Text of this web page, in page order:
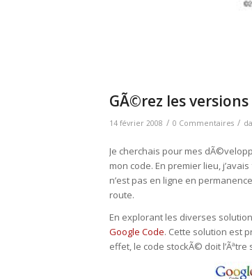
GÃ©rez les
14 février 2008 / 0 Commentaires /
Je cherchais pour mes
mon code. En premier lieu,
n’est pas en ligne en
route.
En explorant les diverses
Google Code. Cette solution est
effet, le code stockÃ© doit